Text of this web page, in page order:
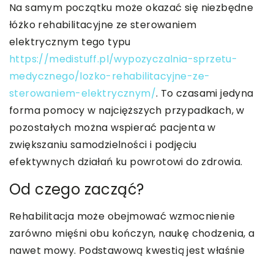
Na samym początku może okazać się niezbędne
łóżko rehabilitacyjne ze sterowaniem
elektrycznym tego typu
https://medistuff.pl/wypozyczalnia-sprzetu-
medycznego/lozko-rehabilitacyjne-ze-
sterowaniem-elektrycznym/. To czasami jedyna
forma pomocy w najcięższych przypadkach, w
pozostałych można wspierać pacjenta w
zwiększaniu samodzielności i podjęciu
efektywnych działań ku powrotowi do zdrowia.
Od czego zacząć?
Rehabilitacja może obejmować wzmocnienie
zarówno mięśni obu kończyn, naukę chodzenia, a
nawet mowy. Podstawową kwestią jest właśnie